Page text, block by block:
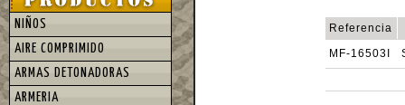
Referencia
MF-16503I
NIÑOS
AIRE COMPRIMIDO
ARMAS DETONADORAS
ARMERIA